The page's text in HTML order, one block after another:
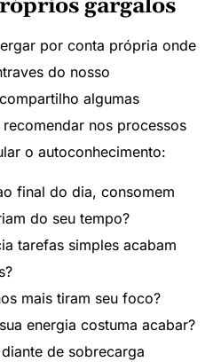
gargalos
por conta própria onde
do nosso
algumas
nos processos
o autoconhecimento:
final do dia, consomem
do seu tempo?
tarefas simples acabam
mais tiram seu foco?
energia costuma acabar?
de sobrecarga